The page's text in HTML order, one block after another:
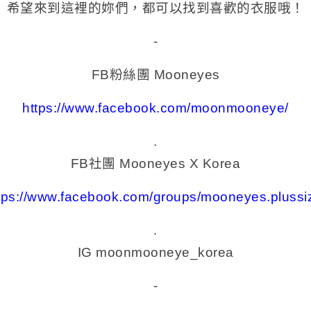
希望來到這裡的妳們，都可以找到喜歡的衣服哦！
-
FB粉絲團 Mooneyes
https://www.facebook.com/moonmooneye/
.
FB社團 Mooneyes X Korea
www.facebook.com/groups/
.
IG moonmooneye_korea
-